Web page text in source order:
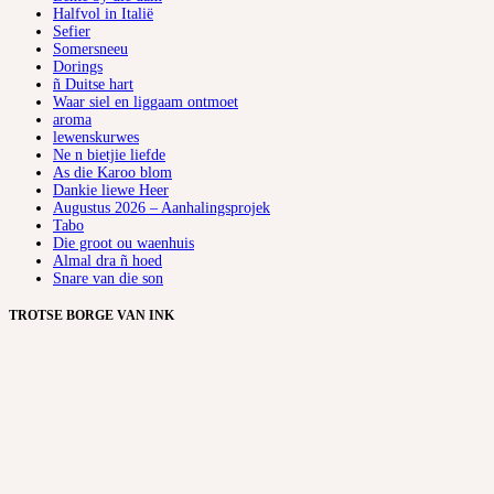
Halfvol in Italië
Sefier
Somersneeu
Dorings
ñ Duitse hart
Waar siel en liggaam ontmoet
aroma
lewenskurwes
Ne n bietjie liefde
As die Karoo blom
Dankie liewe Heer
Augustus 2026 – Aanhalingsprojek
Tabo
Die groot ou waenhuis
Almal dra ñ hoed
Snare van die son
TROTSE BORGE VAN INK